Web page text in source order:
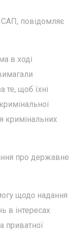
повідомляє
в ході
те, щоб їхні
кримінальних
про державне
щодо надання
в інтересах
приватної